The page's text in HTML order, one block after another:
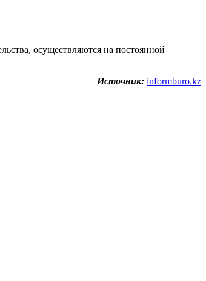
осуществляются на постоянной
Источник: informburo.kz